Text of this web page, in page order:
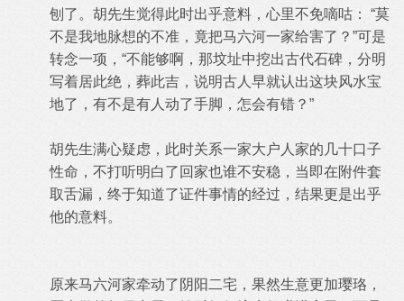
刨了。胡先生觉得此时出乎意料，心里不免嘀咕： “莫
不是我地脉想的不准，竟把马六河一家给害了？”可是
转念一项，“不能够啊，那坟址中挖出古代石碑，分明
写着居此绝，葬此吉，说明古人早就认出这块风水宝
地了，有不是有人动了手脚，怎会有错？”
胡先生满心疑虑，此时关系一家大户人家的几十口子
性命，不打听明白了回家也谁不安稳，当即在附件套
取舌漏，终于知道了证件事情的经过，结果更是出乎
他的意料。
原来马六河家牵动了阴阳二宅，果然生意更加璎珞，